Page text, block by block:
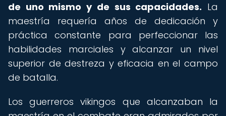
de uno mismo y de sus capacidades. La
maestría requería años de dedicación y
práctica constante para perfeccionar las
habilidades marciales y alcanzar un nivel
superior de destreza y eficacia en el campo
de batalla.
Los guerreros vikingos que alcanzaban la